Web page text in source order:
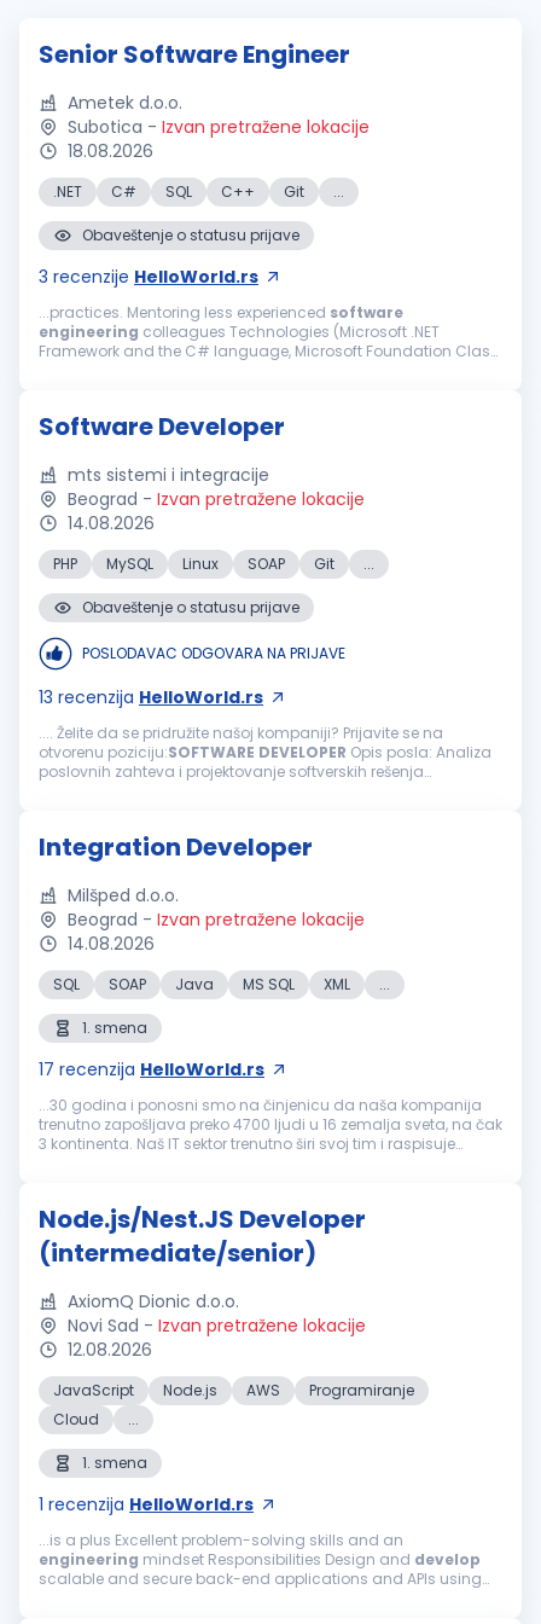
Senior Software Engineer
Ametek d.o.o.
Subotica - Izvan pretražene lokacije
18.08.2026
.NET C# SQL C++ Git ...
Obaveštenje o statusu prijave
3 recenzije HelloWorld.rs
...practices. Mentoring less experienced software
engineering colleagues Technologies (Microsoft .NET
Framework and the C# language, Microsoft Foundation Class
Software Developer
mts sistemi i integracije
Beograd - Izvan pretražene lokacije
14.08.2026
PHP MySQL Linux SOAP Git ...
Obaveštenje o statusu prijave
POSLODAVAC ODGOVARA NA PRIJAVE
13 recenzija HelloWorld.rs
.... Želite da se pridružite našoj kompaniji? Prijavite se na
otvorenu poziciju:SOFTWARE DEVELOPER Opis posla: Analiza
poslovnih zahteva i projektovanje softverskih rešenja
Integration Developer
Milšped d.o.o.
Beograd - Izvan pretražene lokacije
14.08.2026
SQL SOAP Java MS SQL XML ...
1. smena
17 recenzija HelloWorld.rs
...30 godina i ponosni smo na činjenicu da naša kompanija
trenutno zapošljava preko 4700 ljudi u 16 zemalja sveta, na čak
3 kontinenta. Naš IT sektor trenutno širi svoj tim i raspisuje
Node.js/Nest.JS Developer
(intermediate/senior)
AxiomQ Dionic d.o.o.
Novi Sad - Izvan pretražene lokacije
12.08.2026
JavaScript Node.js AWS
Programiranje
Cloud
...
1. smena
1 recenzija HelloWorld.rs
...is a plus Excellent problem-solving skills and an
engineering
mindset Responsibilities Design and develop
scalable and secure back-end applications and APIs using